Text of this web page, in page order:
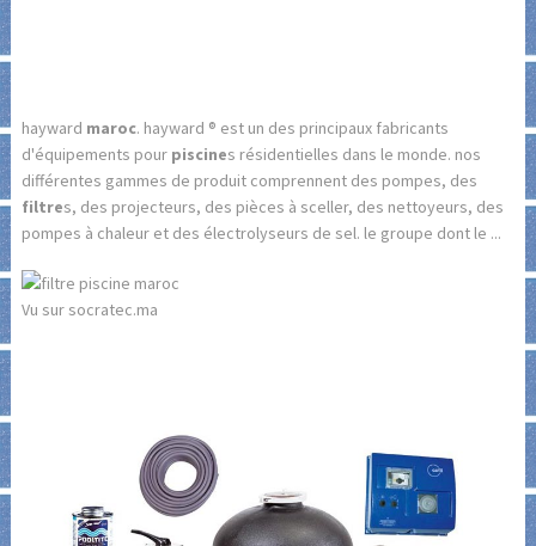
hayward maroc. hayward ® est un des principaux fabricants
d'équipements pour piscines résidentielles dans le monde. nos
différentes gammes de produit comprennent des pompes, des
filtres, des projecteurs, des pièces à sceller, des nettoyeurs, des
pompes à chaleur et des électrolyseurs de sel. le groupe dont le ...
Vu sur socratec.ma